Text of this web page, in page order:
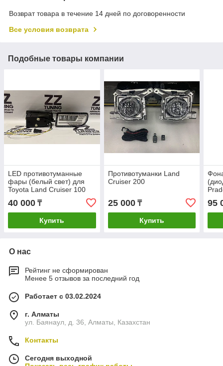
Возврат товара в течение 14 дней по договоренности
Все условия возврата
Подобные товары компании
LED противотуманные
фары (белый свет) для
Toyota Land Cruiser 100
40 000 ₸
Купить
Противотуманки Land
Cruiser 200
25 000₸
Купить
95
О нас
Рейтинг не сформирован
Менее 5 отзывов за последний год
Работает с 03.02.2024
г. Алматы
ул. Баянаул, д. 36, Алматы, Казахстан
Контакты
Сегодня выходной